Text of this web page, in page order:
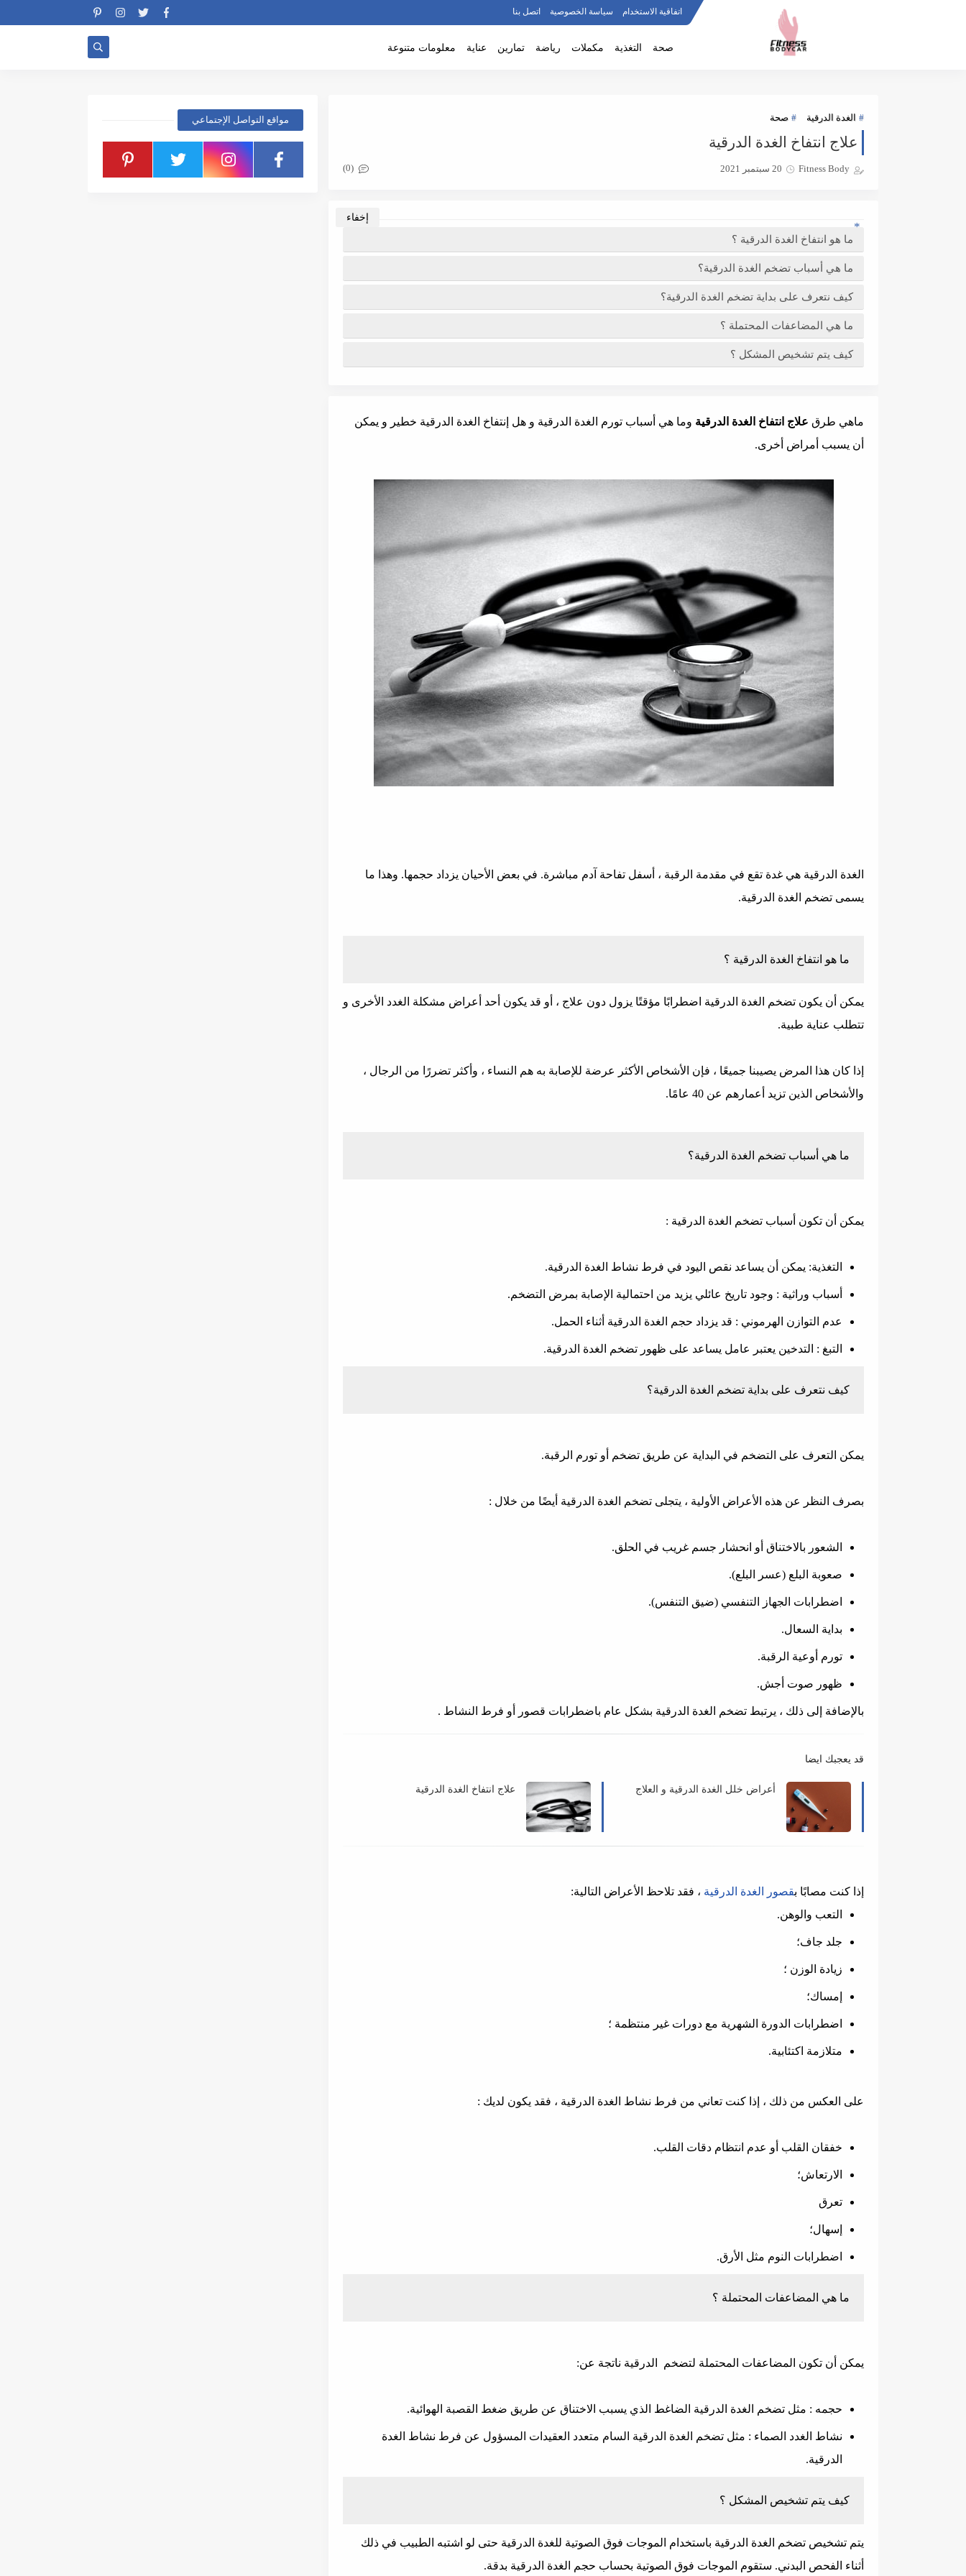
اتفاقية الاستخدام سياسة الخصوصية اتصل بنا
صحة التغذية مكملات رياضة تمارين عناية معلومات متنوعة
الغدة الدرقية صحة
علاج انتفاخ الغدة الدرقية
Fitness Body 20 سبتمبر 2021 (0)
ما هو انتفاخ الغدة الدرقية ؟
ما هي أسباب تضخم الغدة الدرقية؟
كيف نتعرف على بداية تضخم الغدة الدرقية؟
ما هي المضاعفات المحتملة ؟
كيف يتم تشخيص المشكل ؟
ماهي طرق علاج انتفاخ الغدة الدرقية وما هي أسباب تورم الغدة الدرقية و هل إنتفاخ الغدة الدرقية خطير و يمكن
أن يسبب أمراض أخرى.
الغدة الدرقية هي غدة تقع في مقدمة الرقبة ، أسفل تفاحة آدم مباشرة. في بعض الأحيان يزداد حجمها. وهذا ما
يسمى تضخم الغدة الدرقية.
ما هو انتفاخ الغدة الدرقية ؟
يمكن أن يكون تضخم الغدة الدرقية اضطرابًا مؤقتًا يزول دون علاج ، أو قد يكون أحد أعراض مشكلة الغدد الأخرى و
تتطلب عناية طبية.
إذا كان هذا المرض يصيبنا جميعًا ، فإن الأشخاص الأكثر عرضة للإصابة به هم النساء ، وأكثر تضررًا من الرجال ،
والأشخاص الذين تزيد أعمارهم عن 40 عامًا.
ما هي أسباب تضخم الغدة الدرقية؟
يمكن أن تكون أسباب تضخم الغدة الدرقية :
التغذية: يمكن أن يساعد نقص اليود في فرط نشاط الغدة الدرقية.
أسباب وراثية : وجود تاريخ عائلي يزيد من احتمالية الإصابة بمرض التضخم.
عدم التوازن الهرموني : قد يزداد حجم الغدة الدرقية أثناء الحمل.
التبغ : التدخين يعتبر عامل يساعد على ظهور تضخم الغدة الدرقية.
كيف نتعرف على بداية تضخم الغدة الدرقية؟
يمكن التعرف على التضخم في البداية عن طريق تضخم أو تورم الرقبة.
بصرف النظر عن هذه الأعراض الأولية ، يتجلى تضخم الغدة الدرقية أيضًا من خلال :
الشعور بالاختناق أو انحشار جسم غريب في الحلق.
صعوبة البلع (عسر البلع).
اضطرابات الجهاز التنفسي (ضيق التنفس).
بداية السعال.
تورم أوعية الرقبة.
ظهور صوت أجش.
بالإضافة إلى ذلك ، يرتبط تضخم الغدة الدرقية بشكل عام باضطرابات قصور أو فرط النشاط .
قد يعجبك ايضا
أعراض خلل الغدة الدرقية و العلاج علاج انتفاخ الغدة الدرقية
إذا كنت مصابًا بقصور الغدة الدرقية ، فقد تلاحظ الأعراض التالية:
التعب والوهن.
جلد جاف؛
زيادة الوزن ؛
إمساك؛
اضطرابات الدورة الشهرية مع دورات غير منتظمة ؛
متلازمة اكتئابية.
على العكس من ذلك ، إذا كنت تعاني من فرط نشاط الغدة الدرقية ، فقد يكون لديك :
خفقان القلب أو عدم انتظام دقات القلب.
الارتعاش؛
تعرق
إسهال؛
اضطرابات النوم مثل الأرق.
ما هي المضاعفات المحتملة ؟
يمكن أن تكون المضاعفات المحتملة لتضخم الدرقية ناتجة عن:
حجمه : مثل تضخم الغدة الدرقية الضاغط الذي يسبب الاختناق عن طريق ضغط القصبة الهوائية.
نشاط الغدد الصماء : مثل تضخم الغدة الدرقية السام متعدد العقيدات المسؤول عن فرط نشاط الغدة
الدرقية.
كيف يتم تشخيص المشكل ؟
يتم تشخيص تضخم الغدة الدرقية باستخدام الموجات فوق الصوتية للغدة الدرقية حتى لو اشتبه الطبيب في ذلك
أثناء الفحص البدني. ستقوم الموجات فوق الصوتية بحساب حجم الغدة الدرقية بدقة.
مواقع التواصل الإجتماعي